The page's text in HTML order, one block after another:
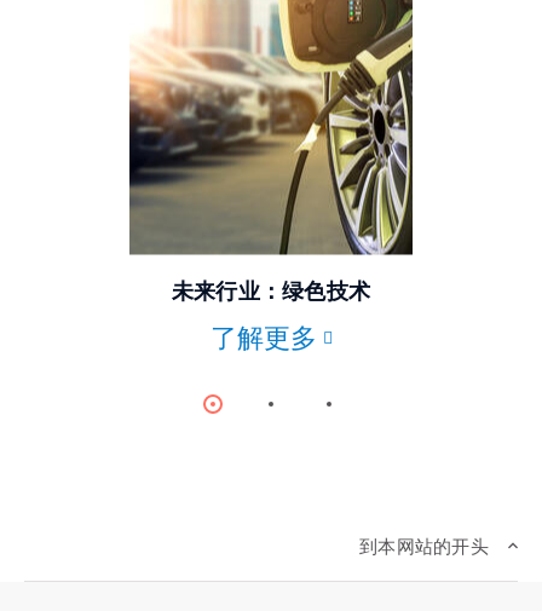
© stock.adobe.com
未来行业：绿色技术
了解更多
到本网站的开头